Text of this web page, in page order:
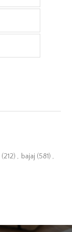
(212) , bajaj (581) ,